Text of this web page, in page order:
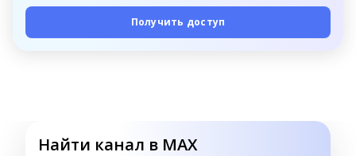
Получить доступ
Найти канал в MAX